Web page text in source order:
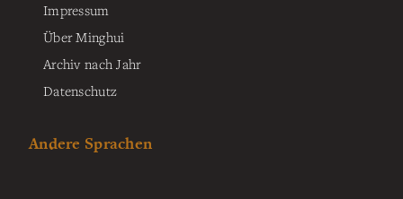
Impressum
Über Minghui
Archiv nach Jahr
Datenschutz
Andere Sprachen